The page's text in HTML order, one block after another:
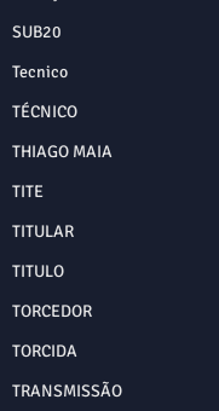
SUB20
Tecnico
TÉCNICO
THIAGO MAIA
TITE
TITULAR
TITULO
TORCEDOR
TORCIDA
TRANSMISSÃO